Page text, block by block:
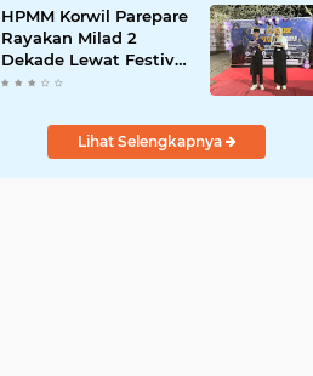
HPMM Korwil Parepare
Rayakan Milad 2
Dekade Lewat Festival
Budaya
Lihat Selengkapnya